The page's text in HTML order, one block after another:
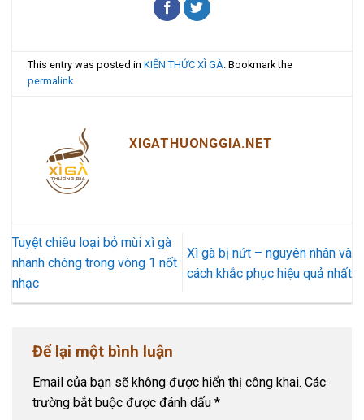
This entry was posted inKIẾN THỨC XÌ GÀ. Bookmark the
permalink.
XIGATHUONGGIA.NET
Tuyệt chiêu loại bỏ mùi xì gà
nhanh chóng trong vòng 1 nốt
nhạc
Xì gà bị nứt – nguyên nhân và
cách khắc phục hiệu quả nhất
Để lại một bình luận
Email của bạn sẽ không được hiển thị công khai. Các
trường bắt buộc được đánh dấu *